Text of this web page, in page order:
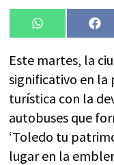
Compartir
en
WhatsApp
en
Este martes, la
significativo en la
turística con la
autobuses que
‘Toledo tu
lugar en la